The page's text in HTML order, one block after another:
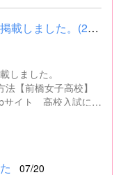
県職員と
の日から2年を経過
でに規定する罪を犯
政党その他の団体を
ている者（心...
入学者選抜に関する情報を以下に掲載しました。(2026.8.4) ■令和...
しました。
【前橋女子高校】
サイト 高校入試に関
07/20